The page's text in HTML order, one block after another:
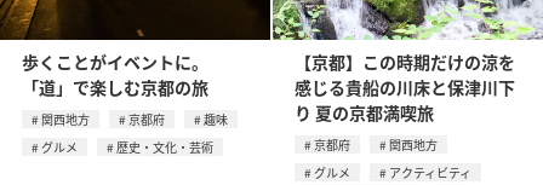
歩くことがイベントに。
「道」で楽しむ京都の旅
関西地方 京都府
趣味
グルメ
歴史・文化・芸術
【京都】この時期だけの涼を
感じる貴船の川床と保津川下
り 夏の京都満喫旅
京都府
関西地方
グルメ
アクティビティ